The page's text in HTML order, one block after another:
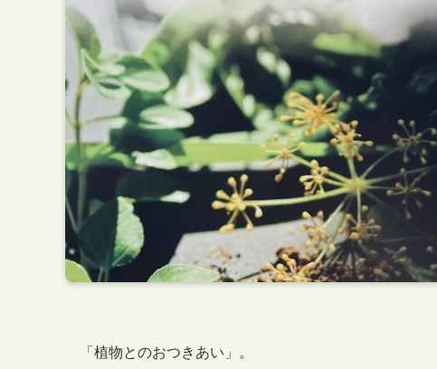
「植物とのおつきあい」。